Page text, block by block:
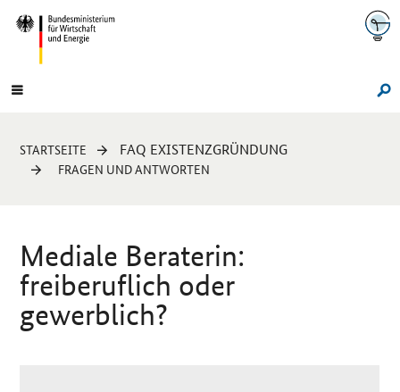
Navigation
Hauptmenü
Sie
sind
STARTSEITE FAQ EXISTENZGRÜNDUNG
FRAGEN UND ANTWORTEN
Mediale Beraterin:
freiberuflich oder
gewerblich?